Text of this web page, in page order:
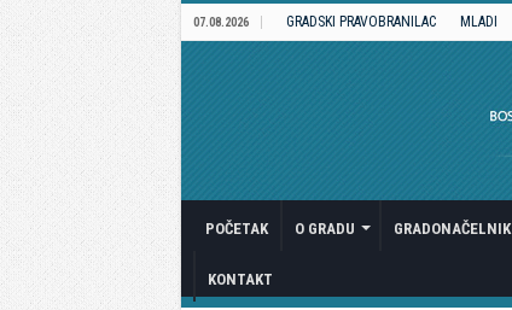
07.08.2026 GRADSKI PRAVOBRANILAC MLADI
POČETAK O GRADU GRADONAČELNIK
KONTAKT